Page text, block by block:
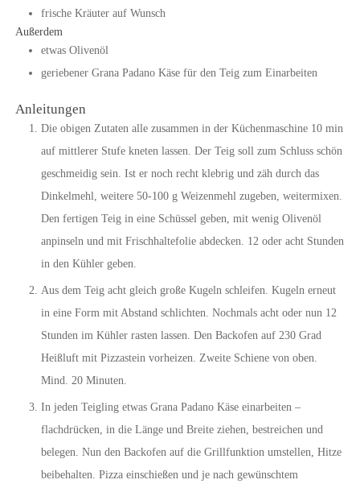
frische Kräuter auf Wunsch
Außerdem
etwas Olivenöl
geriebener Grana Padano Käse für den Teig zum Einarbeiten
Anleitungen
Die obigen Zutaten alle zusammen in der Küchenmaschine 10 min
auf mittlerer Stufe kneten lassen. Der Teig soll zum Schluss schön
geschmeidig sein. Ist er noch recht klebrig und zäh durch das
Dinkelmehl, weitere 50-100 g Weizenmehl zugeben, weitermixen.
Den fertigen Teig in eine Schüssel geben, mit wenig Olivenöl
anpinseln und mit Frischhaltefolie abdecken. 12 oder acht Stunden
in den Kühler geben.
Aus dem Teig acht gleich große Kugeln schleifen. Kugeln erneut
in eine Form mit Abstand schlichten. Nochmals acht oder nun 12
Stunden im Kühler rasten lassen. Den Backofen auf 230 Grad
Heißluft mit Pizzastein vorheizen. Zweite Schiene von oben.
Mind. 20 Minuten.
In jeden Teigling etwas Grana Padano Käse einarbeiten –
flachdrücken, in die Länge und Breite ziehen, bestreichen und
belegen. Nun den Backofen auf die Grillfunktion umstellen, Hitze
beibehalten. Pizza einschießen und je nach gewünschtem